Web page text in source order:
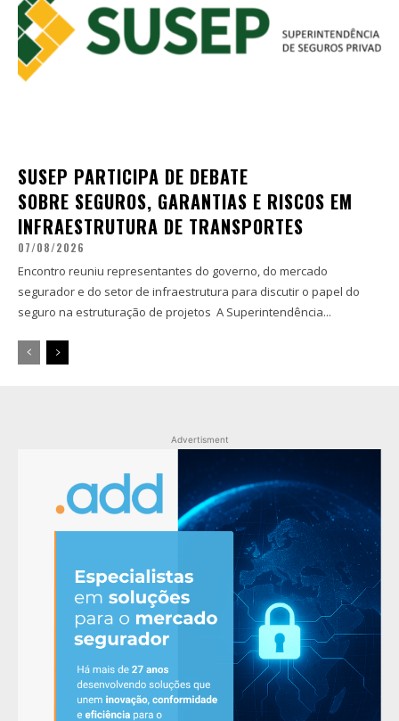
SUSEP PARTICIPA DE DEBATE
SOBRE SEGUROS, GARANTIAS E RISCOS EM
INFRAESTRUTURA DE TRANSPORTES
07/08/2026
Encontro reuniu representantes do governo, do mercado
segurador e do setor de infraestrutura para discutir o papel do
seguro na estruturação de projetos A Superintendência...
Advertisment